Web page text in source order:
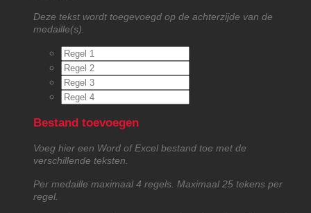
Deze tekst wordt toegevoegd op de achterzijde van de
medaille(s).
Bestand toevoegen
Voeg hier een Word of Excel bestand toe met de
verschillende teksten.
Per medaille maximaal 4 regels. Maximaal 25 tekens per
regel.